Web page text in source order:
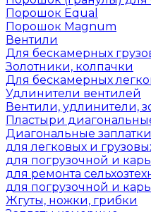
Порошок Equal
Порошок Magnum
Вентили
Для бескамерных
Золотники, колпачки
Для бескамерных
Удлинители вентилей
Вентили, удлинители,
Пластыри
Диагональные заплатки
для легковых и
для погрузочной и
для ремонта
для погрузочной и
Жгуты, ножки, грибки